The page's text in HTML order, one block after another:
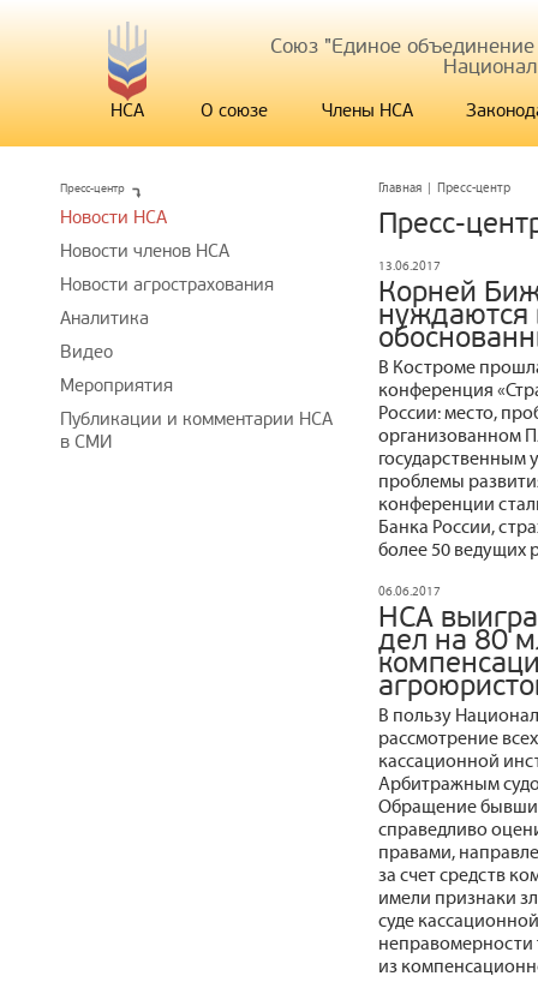
Союз "Единое
НСА О союзе Члены НСА
Главная | Пресс-центр
Пресс-
13.06.2017
Корней
нуждаются
В Костроме
конференция
России: место,
организованном
государственным
проблемы
конференции
Банка России,
более 50 ведущих
06.06.2017
НСА
дел на 80
В пользу
рассмотрение
кассационной
Арбитражным
Обращение
справедливо
правами,
за счет средств
имели признаки
суде
неправомерности
из
Пресс-центр
Новости НСА
Новости членов НСА
Новости агрострахования
Аналитика
Видео
Мероприятия
Публикации и комментарии НСА
в СМИ